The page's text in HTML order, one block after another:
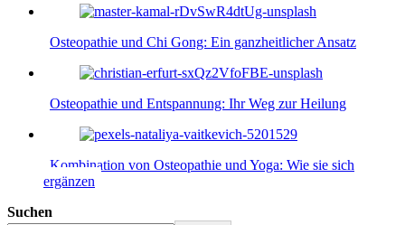
Osteopathie und Chi Gong: Ein ganzheitlicher Ansatz
Osteopathie und Entspannung: Ihr Weg zur Heilung
Kombination von Osteopathie und Yoga: Wie sie sich
ergänzen
Suchen